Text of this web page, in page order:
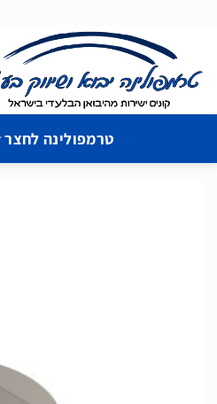
content
טרמפולינה לחצר